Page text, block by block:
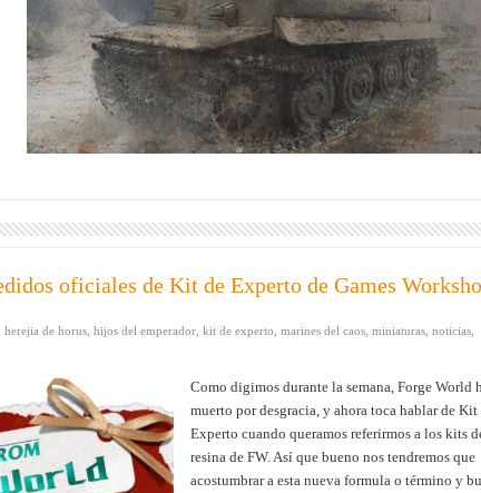
oficiales de Kit de Experto de Games
herejia de horus, hijos del emperador, kit de experto marines del caos, miniaturas, noticias,
Como digimos durante la semana, Forge World
muerto por desgracia, y ahora toca hablar de Kit
Experto cuando queramos referirmos a los kits
resina de FW. Así que bueno nos tendremos que
acostumbrar a esta nueva formula o término y